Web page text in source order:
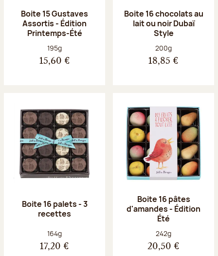
Boite 15 Gustaves
Assortis - Édition
Printemps-Été
Poids net :
195g
15,60 €
Boite 16 chocolats au
lait ou noir Dubaï
Style
Poids net :
200g
18,85 €
Boite 16 palets - 3
recettes
Poids net :
164g
17,20 €
Boite 16 pâtes
d'amandes - Édition
Été
Poids net :
242g
20,50 €